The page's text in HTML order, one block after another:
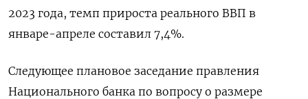
2023 года, темп прироста реального ВВП в
январе-апреле составил 7,4%.
Следующее плановое заседание правления
Национального банка по вопросу о размере